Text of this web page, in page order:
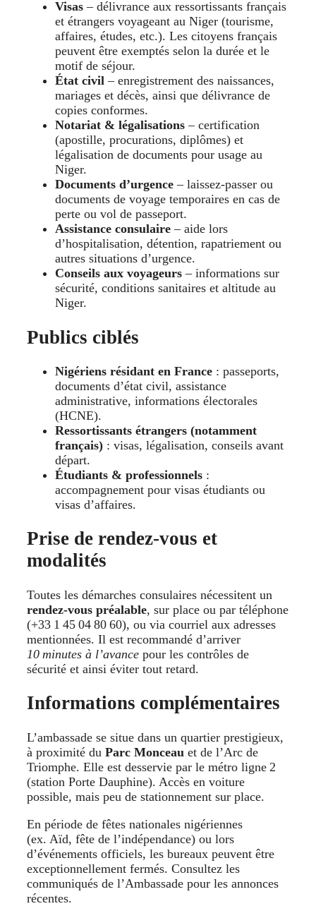
Visas – délivrance aux ressortissants français
et étrangers voyageant au Niger (tourisme,
affaires, études, etc.). Les citoyens français
peuvent être exemptés selon la durée et le
motif de séjour.
État civil – enregistrement des naissances,
mariages et décès, ainsi que délivrance de
copies conformes.
Notariat & légalisations – certification
(apostille, procurations, diplômes) et
légalisation de documents pour usage au
Niger.
Documents d’urgence – laissez-passer ou
documents de voyage temporaires en cas de
perte ou vol de passeport.
Assistance consulaire – aide lors
d’hospitalisation, détention, rapatriement ou
autres situations d’urgence.
Conseils aux voyageurs – informations sur
sécurité, conditions sanitaires et altitude au
Niger.
Publics ciblés
Nigériens résidant en France : passeports,
documents d’état civil, assistance
administrative, informations électorales
(HCNE).
Ressortissants étrangers (notamment
français) : visas, légalisation, conseils avant
départ.
Étudiants & professionnels :
accompagnement pour visas étudiants ou
visas d’affaires.
Prise de rendez-vous et
modalités
Toutes les démarches consulaires nécessitent un
rendez-vous préalable, sur place ou par téléphone
(+33 1 45 04 80 60), ou via courriel aux adresses
mentionnées. Il est recommandé d’arriver
10 minutes à l’avance pour les contrôles de
sécurité et ainsi éviter tout retard.
Informations complémentaires
L’ambassade se situe dans un quartier prestigieux,
à proximité du Parc Monceau et de l’Arc de
Triomphe. Elle est desservie par le métro ligne 2
(station Porte Dauphine). Accès en voiture
possible, mais peu de stationnement sur place.
En période de fêtes nationales nigériennes
(ex. Aïd, fête de l’indépendance) ou lors
d’événements officiels, les bureaux peuvent être
exceptionnellement fermés. Consultez les
communiqués de l’Ambassade pour les annonces
récentes.